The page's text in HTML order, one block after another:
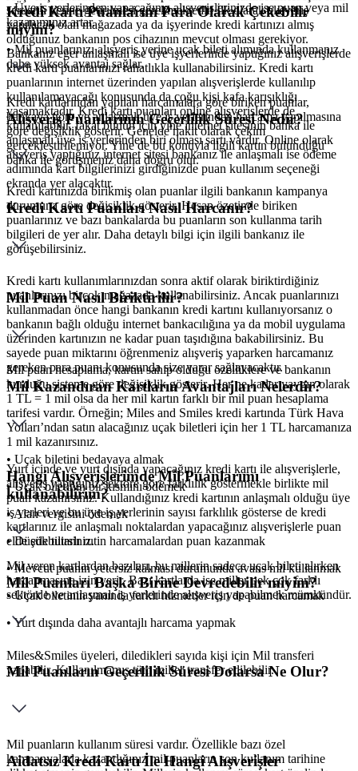
• Üye iş yerlerinden yapacağınız alışverişlerinizde ise puan veya mil
kazanımınız artar.
• Mil puanlarınızı alışveriş yerine uçak bileti alımında kullanmanız
daha yüksek avantaj sağlar.
şartların yerine getirilmesi gerekmektedir. İlk olarak alışveriş
yapılacak olan mağazada ya da işyerinde kredi kartınızı almış
olduğunuz bankanın pos cihazının mevcut olması gerekiyor.
Bankanız eğer anlaşmalı ise üye işyerlerinde yaptığınız alışverişlerde
kredi kartı puanlarınızı rahatlıkla kullanabilirsiniz. Kredi kartı
puanlarının internet üzerinden yapılan alışverişlerde kullanılıp
kullanılamayacağı konusunda da çoğu kişi kafa karışıklığı
yaşamaktadır. Kredi kartı puanları online alışverişlerde de
kullanılabilir, fakat bunun için yine internet sitesinin banka ile
anlaşmalı üye iş yerlerinden biri olması şartı vardır. Online olarak
alışveriş yaptığınız internet sitesi bankanız ile anlaşmalı ise ödeme
adımında kart bilgilerinizi girdiğinizde puan kullanım seçeneği
ekranda yer alacaktır.
Kredi Kartı Puanlarını Para Olarak Çekebilir
miyim?
Kredi kartlarından yapılan harcamalara göre biriken puanlar,
bankaya göre ve anlaşmalı üye iş yerlerinden harcama yapılmasına
göre değişiklik gösterir. Genelde nakit olarak çekim
gerçekleştirilemiyor. Yine de bu konuyla ilgili kartın bulunduğu
banka ile görüşmeniz daha doğru olur.
Alışveriş Puanlarının Geçerlilik Süresi Nedir?
Kredi kartınızda birikmiş olan puanlar ilgili bankanın kampanya
durumuna göre değişiklik gösterir. Hesap özetinde biriken
puanlarınız ve bazı bankalarda bu puanların son kullanma tarih
bilgileri de yer alır. Daha detaylı bilgi için ilgili bankanız ile
görüşebilirsiniz.
Kredi Kartı Puanları Nasıl Harcanır?
Kredi kartı kullanımlarınızdan sonra aktif olarak biriktirdiğiniz
puanlarınızı birçok mağazada kullanabilirsiniz. Ancak puanlarınızı
kullanmadan önce hangi bankanın kredi kartını kullanıyorsanız o
bankanın bağlı olduğu internet bankacılığına ya da mobil uygulama
üzerinden kartınızın ne kadar puan taşıdığına bakabilirsiniz. Bu
sayede puan miktarını öğrenmeniz alışveriş yaparken harcamanız
gereken para puanı konusunda size yarar sağlayacaktır.
Mil Puan Nasıl Biriktirilir?
Mil puan hesaplama, kartın sahip olduğu özelliklere ve bankanın
kurduğu sisteme göre değişiklik gösterir. Her ne kadar yaygın olarak
1 TL = 1 mil olsa da her mil kartın farklı bir mil puan hesaplama
tarifesi vardır. Örneğin; Miles and Smiles kredi kartında Türk Hava
Yolları’ndan satın alacağınız uçak biletleri için her 1 TL harcamanıza
1 mil kazanırsınız.
Yurt içinde ve yurt dışında yapacağınız kredi kartı ile alışverişlerle,
alışveriş yaptığınız sektöre göre farklılık göstermekle birlikte mil
puan kazanırsınız. Kullandığınız kredi kartının anlaşmalı olduğu üye
iş yerleri ve bu üye iş yerlerinin sayısı farklılık gösterse de kredi
kartlarınız ile anlaşmalı noktalardan yapacağınız alışverişlerle puan
elde edebilirsiniz.
Mil Kazandıran Kartların Avantajları Nelerdir?
• Uçak biletini bedavaya almak
• Uçak biletinin bir kısmını ödemek
• Alan vergisini ödemek
• Düşük tutarlı rutin harcamalardan puan kazanmak
• Mevcut puanın yetersiz kalması durumunda avans mil kullanmak
• Uçak biletinin yanında farklı hizmetler için de puan harcamak
• Yurt dışında daha avantajlı harcama yapmak
Hangi Alışverişlerimde Mil Puanlarımı
kullanabilirim?
Mil veren kartlardan bazıları, bu millerin sadece uçak bileti alırken
harcanmasına izin verir. Bazı kartlarda ise miller pek çok farklı
sektörde ve anlaşmalı iş yerlerinde alışveriş yapabilmek mümkündür.
Mil Puanları Başka Birine Devredebilir miyim?
Miles&Smiles üyeleri, diledikleri sayıda kişi için Mil transferi
yapabilir. Kullanılmamış tüm miller transfer edilebilir.
Mil Puanların Geçerlilik Süresi Dolarsa Ne Olur?
Mil puanların kullanım süresi vardır. Özellikle bazı özel
kampanyalarla kazandığınız mil puanların son kullanım tarihine
Aidatsız Kredi Kartı İle Hangi Alışverişler